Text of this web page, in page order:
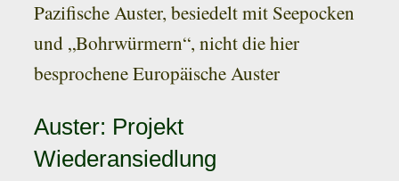
Pazifische Auster, besiedelt mit Seepocken
und „Bohrwürmern“, nicht die hier
besprochene Europäische Auster
Auster: Projekt
Wiederansiedlung